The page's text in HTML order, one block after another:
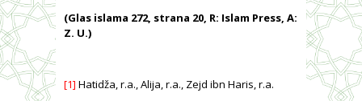
(Glas islama 272, strana 20, R: Islam Press, A:
Z. U.)
[1] Hatidža, r.a., Alija, r.a., Zejd ibn Haris, r.a.